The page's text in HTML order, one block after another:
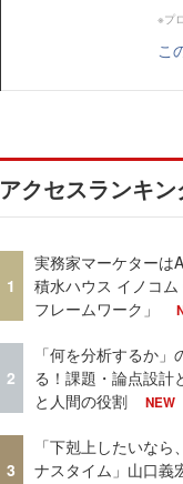
※プ
こ
アクセスランキン
1
実務家マーケターは
積水ハウス イノコ
フレームワーク」
2
「何を分析するか
る！課題・論点設計
と人間の役割
NEW
3
「下剋上したいな
ナスタイム」山口義